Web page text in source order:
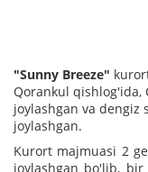
"Sunny Breeze"
Qorankul
joylashgan va dengiz
joylashgan.
Kurort majmuasi 2
joylashgan bo'lib,